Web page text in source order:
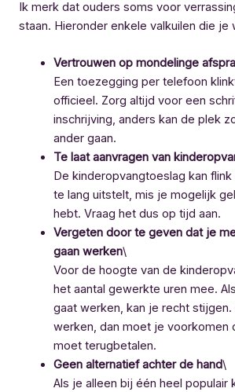
Ik merk dat ouders soms voor
staan. Hieronder enkele valkuilen die je
Vertrouwen op mondelinge
Een toezegging per telefoon
officieel. Zorg altijd voor een
inschrijving, anders kan de plek
ander gaan.
Te laat aanvragen van
De kinderopvangtoeslag kan
te lang uitstelt, mis je mogelijk
hebt. Vraag het dus op tijd aan.
Vergeten door te geven dat je
gaan werken\
Voor de hoogte van de
het aantal gewerkte uren mee.
gaat werken, kan je recht
werken, dan moet je voorkomen
moet terugbetalen.
Geen alternatief achter de hand\
Als je alleen bij één heel populair